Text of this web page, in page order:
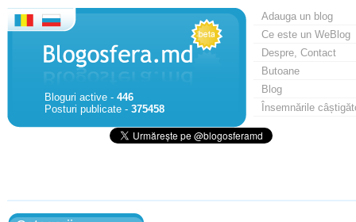
Bloguri active - 446
Posturi publicate - 375458
Adauga un blog
Ce este un WeBlog
Despre, Contact
Butoane
Blog
Însemnările